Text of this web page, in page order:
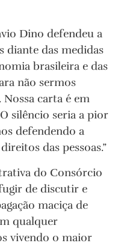
Dino defendeu a
diante das medidas
brasileira e das
não sermos
carta é em
silêncio seria a pior
defendendo a
das pessoas.”
do Consórcio
de discutir e
maciça de
qualquer
vivendo o maior